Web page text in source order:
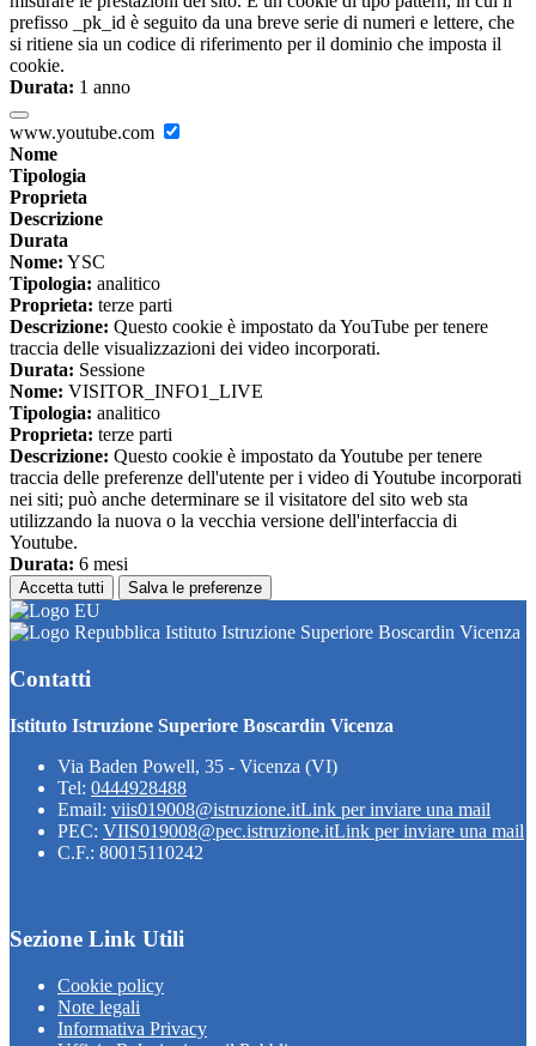
prefisso _pk_id è seguito da una breve serie di numeri e lettere, che
si ritiene sia un codice di riferimento per il dominio che imposta il
cookie.
Durata: 1 anno
www.youtube.com
Nome
Tipologia
Proprieta
Descrizione
Durata
Nome: YSC
Tipologia: analitico
Proprieta: terze parti
Descrizione: Questo cookie è impostato da YouTube per tenere
traccia delle visualizzazioni dei video incorporati.
Durata: Sessione
Nome: VISITOR_INFO1_LIVE
Tipologia: analitico
Proprieta: terze parti
Descrizione: Questo cookie è impostato da Youtube per tenere
traccia delle preferenze dell'utente per i video di Youtube incorporati
nei siti; può anche determinare se il visitatore del sito web sta
utilizzando la nuova o la vecchia versione dell'interfaccia di
Youtube.
Durata: 6 mesi
Accetta tutti Salva le preferenze
Istituto Istruzione Superiore Boscardin Vicenza
Contatti
Istituto Istruzione Superiore Boscardin Vicenza
Via Baden Powell, 35 - Vicenza (VI)
Tel: 0444928488
Email: viis019008@istruzione.itLink per inviare una mail
PEC: VIIS019008@pec.istruzione.itLink per inviare una mail
C.F.: 80015110242
Sezione Link Utili
Cookie policy
Note legali
Informativa Privacy